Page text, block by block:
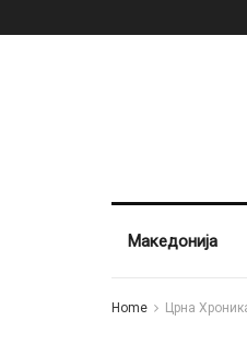
Македонија
Home Црна